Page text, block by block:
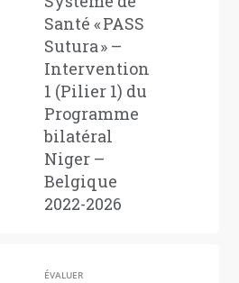
Santé « PASS
Sutura » –
Intervention
1 (Pilier 1) du
Programme
bilatéral
Niger –
Belgique
2022-2026
ÉVALUER